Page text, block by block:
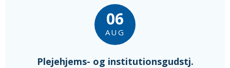
06
AUG
Plejehjems- og institutionsgudstj.